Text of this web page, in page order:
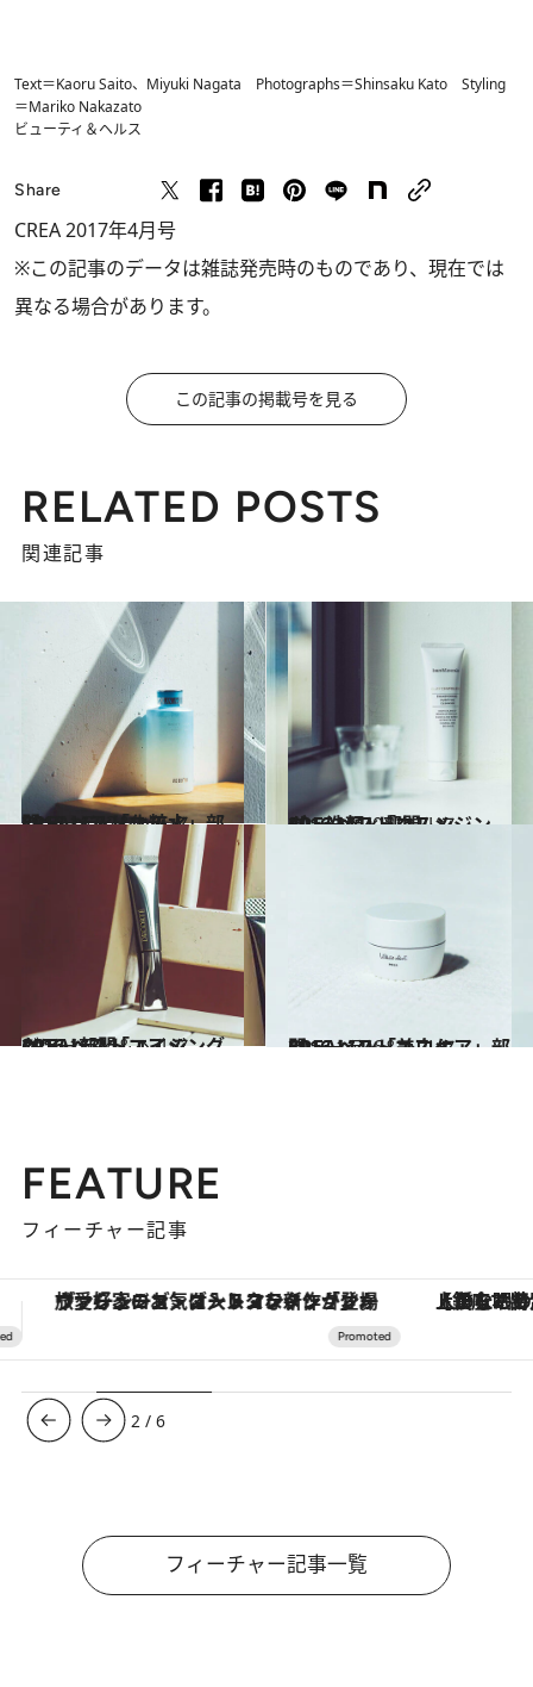
Text＝Kaoru Saito、Miyuki Nagata Photographs＝Shinsaku Kato Styling
＝Mariko Nakazato
ビューティ＆ヘルス
Share
CREA 2017年4月号
※この記事のデータは雑誌発売時のものであり、現在では
異なる場合があります。
この記事の掲載号を見る
RELATED POSTS
関連記事
2016.11.22
CREAベストコスメ2016！(2) 「化粧水」部門
ビューティ＆ヘルス 2016.11.20
CREAベストコスメ2016！(1) 「クレンジング・洗顔」部門
ビューティ＆ヘルス
2016.11.24
CREAベストコスメ2016！(3) 「エイジングケア」部門
ビューティ＆ヘルス 2016.11.26
CREAベストコスメ2016！(4) 「美白ケア」部門
ビューティ＆ヘルス
FEATURE
フィーチャー記事
【銀座で出合う最旬美容】美髪ケアや上質な眠り…セルフケアのアップデートから、特別な名入れギフトまで。大人のための「ReFa GINZA」クルーズ 【夏限定ディナーコース】旬を
3 /6
フィーチャー記事一覧